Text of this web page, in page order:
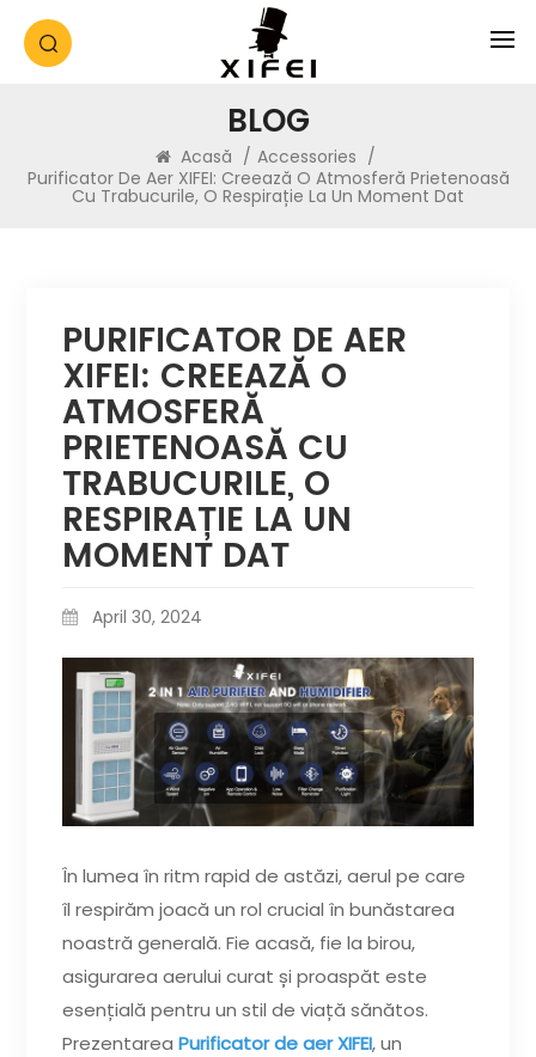
BLOG
Acasă / Accessories /
Purificator De Aer XIFEI: Creează O Atmosferă Prietenoasă
Cu Trabucurile, O Respirație La Un Moment Dat
PURIFICATOR DE AER
XIFEI: CREEAZĂ O
ATMOSFERĂ
PRIETENOASĂ CU
TRABUCURILE, O
RESPIRAȚIE LA UN
MOMENT DAT
April 30, 2024
În lumea în ritm rapid de astăzi, aerul pe care
îl respirăm joacă un rol crucial în bunăstarea
noastră generală. Fie acasă, fie la birou,
asigurarea aerului curat și proaspăt este
esențială pentru un stil de viață sănătos.
PrezentareaPurificator de aer XIFEI, un